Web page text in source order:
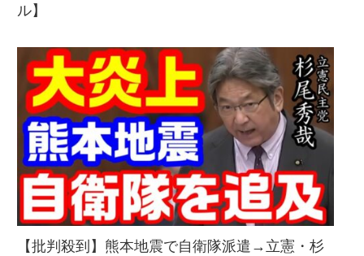
ル】
【批判殺到】熊本地震で自衛隊派遣→立憲・杉